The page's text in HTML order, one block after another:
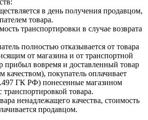
в день получения продавцом,
товара.
транспортировки в случае возврата
полностью отказывается от товара
от магазина и от транспортной
прибыл вовремя и доставленный товар
качеством), покупатель оплачивает
ГК РФ) понесенные магазином
транспортировкой товара.
ненадлежащего качества, стоимость
продавцом.